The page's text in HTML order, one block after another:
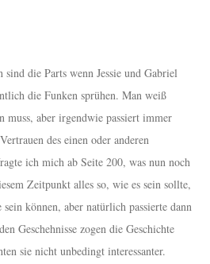
die Parts wenn Jessie und Gabriel
die Funken sprühen. Man weiß
muss, aber irgendwie passiert immer
des einen oder anderen
ich mich ab Seite 200, was nun noch
Zeitpunkt alles so, wie es sein sollte,
können, aber natürlich passierte dann
Geschehnisse zogen die Geschichte
sie nicht unbedingt interessanter.